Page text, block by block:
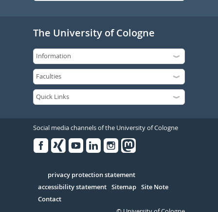
The University of Cologne
Social media channels of the University of Cologne
Serivce
privacy protection statement
accessibility statement Sitemap Site Note
Contact